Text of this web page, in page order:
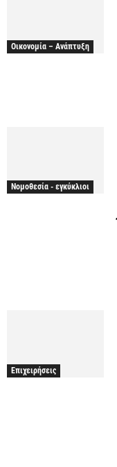
Οικονομία – Ανάπτυξη
Νομοθεσία - εγκύκλιοι
Επιχειρήσεις